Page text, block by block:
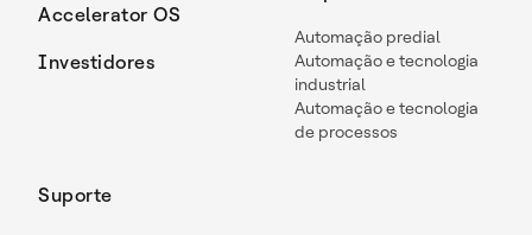
Accelerator OS
Investidores
Automação predial
Automação e tecnologia
industrial
Automação e tecnologia
de processos
Suporte